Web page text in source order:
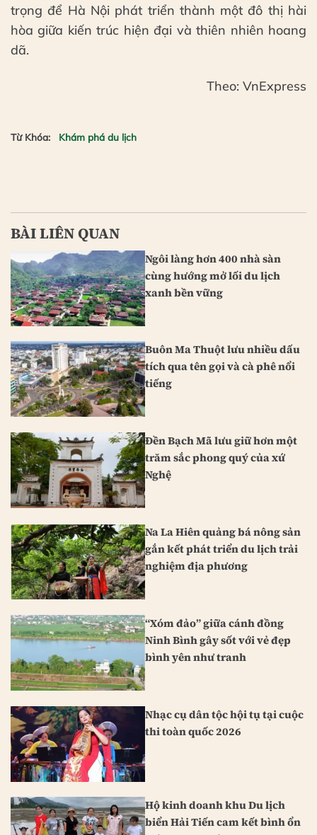
trọng để Hà Nội phát triển thành một đô thị hài
hòa giữa kiến trúc hiện đại và thiên nhiên hoang
dã.
Theo: VnExpress
Từ Khóa: Khám phá du lịch
BÀI LIÊN QUAN
Ngôi làng hơn 400 nhà sàn
cùng hướng mở lối du lịch
xanh bền vững
Buôn Ma Thuột lưu nhiều dấu
tích qua tên gọi và cà phê nổi
tiếng
Đền Bạch Mã lưu giữ hơn một
trăm sắc phong quý của xứ
Nghệ
Na La Hiên quảng bá nông sản
gắn kết phát triển du lịch trải
nghiệm địa phương
“Xóm đảo” giữa cánh đồng
Ninh Bình gây sốt với vẻ đẹp
bình yên như tranh
Nhạc cụ dân tộc hội tụ tại cuộc
thi toàn quốc 2026
Hộ kinh doanh khu Du lịch
biển Hải Tiến cam kết bình ổn